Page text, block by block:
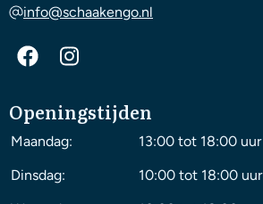
info@schaakengo.nl
Openingstijden
Maandag:
13:00 tot 18:00 uur
Dinsdag:
10:00 tot 18:00 uur